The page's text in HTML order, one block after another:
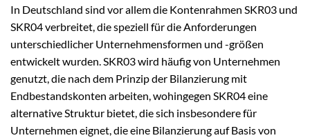
In Deutschland sind vor allem die Kontenrahmen SKR03 und
SKR04 verbreitet, die speziell für die Anforderungen
unterschiedlicher Unternehmensformen und -größen
entwickelt wurden. SKR03 wird häufig von Unternehmen
genutzt, die nach dem Prinzip der Bilanzierung mit
Endbestandskonten arbeiten, wohingegen SKR04 eine
alternative Struktur bietet, die sich insbesondere für
Unternehmen eignet, die eine Bilanzierung auf Basis von